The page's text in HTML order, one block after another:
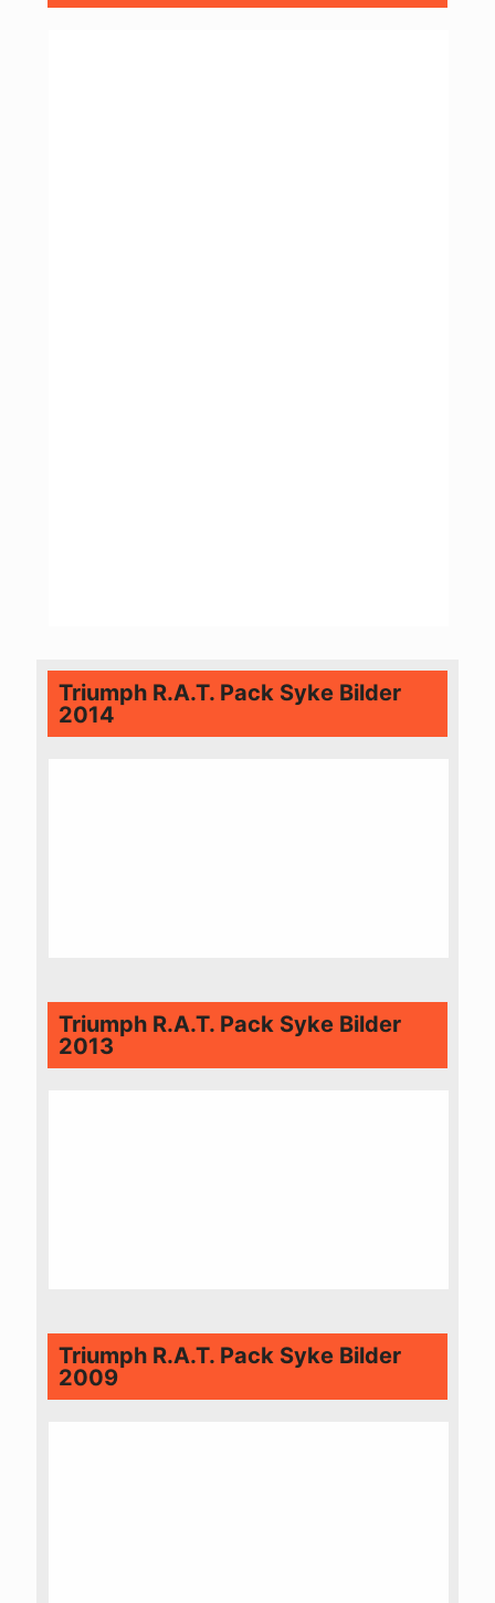
Triumph R.A.T. Pack Syke Bilder
2014
Triumph R.A.T. Pack Syke Bilder
2013
Triumph R.A.T. Pack Syke Bilder
2009